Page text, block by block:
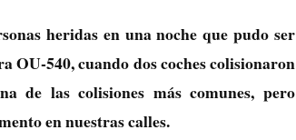
heridas en una noche que pudo ser
OU-540, cuando dos coches colisionaron
de las colisiones más comunes, pero
en nuestras calles.